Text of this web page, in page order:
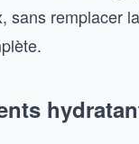
sans remplacer